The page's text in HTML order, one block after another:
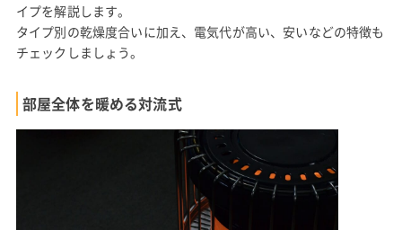
イプを解説します。
タイプ別の乾燥度合いに加え、電気代が高い、安いなどの特徴も
チェックしましょう。
部屋全体を暖める対流式